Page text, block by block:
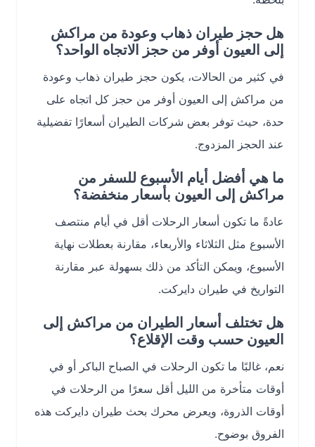
هل حجز طيران ذهاب وعودة من مراكش
إلى العيون أوفر من حجز الاتجاه الواحد؟
في كثير من الحالات، يكون حجز طيران ذهاب وعودة
من مراكش إلى العيون أوفر من حجز كل اتجاه على
حدة، حيث توفر بعض شركات الطيران أسعارًا تفضيلية
عند الحجز المزدوج.
ما هي أفضل أيام الأسبوع للسفر من
مراكش إلى العيون بأسعار منخفضة؟
عادةً ما تكون أسعار الرحلات أقل في أيام منتصف
الأسبوع مثل الثلاثاء والأربعاء، مقارنة بعطلات نهاية
الأسبوع، ويمكن التأكد من ذلك بسهولة عبر مقارنة
التواريخ في طيران دايركت.
هل تختلف أسعار الطيران من مراكش إلى
العيون حسب وقت الإقلاع؟
نعم، غالبًا ما تكون الرحلات في الصباح الباكر أو في
أوقات متأخرة من الليل أقل سعرًا من الرحلات في
أوقات الذروة، ويعرض محرك بحث طيران دايركت هذه
الفروق بوضوح.